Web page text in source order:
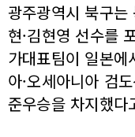
광주광역시 북구
현·김현영 선수를
가대표팀이 일본
아·오세아니아 검
준우승을 차지했다